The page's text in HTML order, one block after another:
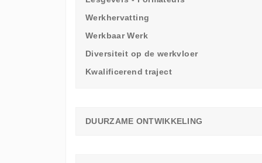
Werkhervatting
Werkbaar Werk
Diversiteit op de werkvloer
Kwalificerend traject
DUURZAME ONTWIKKELING